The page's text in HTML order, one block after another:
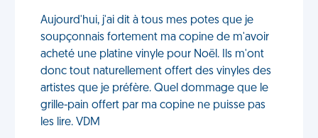
Aujourd'hui, j'ai dit à tous mes potes que je
soupçonnais fortement ma copine de m'avoir
acheté une platine vinyle pour Noël. Ils m'ont
donc tout naturellement offert des vinyles des
artistes que je préfère. Quel dommage que le
grille-pain offert par ma copine ne puisse pas
les lire. VDM